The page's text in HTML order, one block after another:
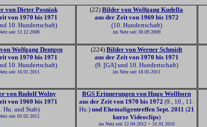
von Dieter Posniak
von 1970 bis 1971
10. Hundertschaft)
seit 12.12.2008
(22) Bilder von Wolfgang Kudella
aus der Zeit von 1969 bis 1972
(10. Hundertschaft)
im Netz seit 30.09.2009
Wolfgang Dentgen
von 1970 bis 1971
10. Hundertschaft)
seit 16.01.2011
(224) Bilder von Werner Schmidt
aus der Zeit von 1970 bis 1971
(9. [GA] und 10. Hundertschaft)
im Netz seit 18.05.2011
von Rudolf Wolny
von 1969 bis 1971
Hu. und Stab)
seit 03.02.2012
BGS Erinnerungen von Hugo Wollborn
aus der Zeit von 1970 bis 1972 (9., 10., 11.
Hu.) und Ehemaligentreffen Sept. 2011 (21
kurze Videoclips)
im Netz seit 12.04.2012 + 31.01.2016